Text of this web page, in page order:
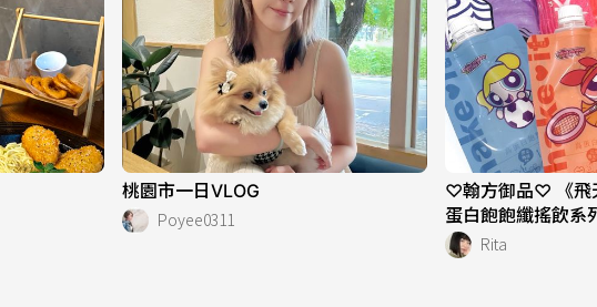
桃園市一日VLOG
Poyee0311
♡翰方御品♡ 《飛
蛋白飽飽纖搖飲系
Rita